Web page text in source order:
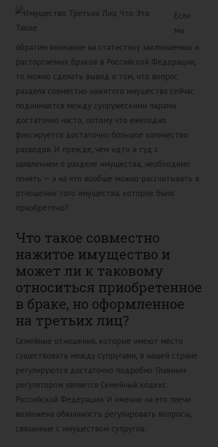
Если
мы
обратим внимание на статистику заключаемых и
расторгаемых браков в Российской Федерации,
то можно сделать вывод о том, что вопрос
раздела совместно нажитого имущества сейчас
поднимается между супружескими парами
достаточно часто, потому что ежегодно
фиксируется достаточно большое количество
разводов. И прежде, чем идти в суд с
заявлением о разделе имущества, необходимо
понять — а на что вообще можно рассчитывать в
отношении того имущества, которое было
приобретено?
Что такое совместно
нажитое имущество и
может ли к таковому
относиться приобретенное
в браке, но оформленное
на третьих лиц?
Семейные отношения, которые имеют место
существовать между супругами, в нашей стране
регулируются достаточно подробно. Главным
регулятором является Семейный кодекс
Российской Федерации. И именно на его плечи
возложена обязанность регулировать вопросы,
связанные с имуществом супругов.